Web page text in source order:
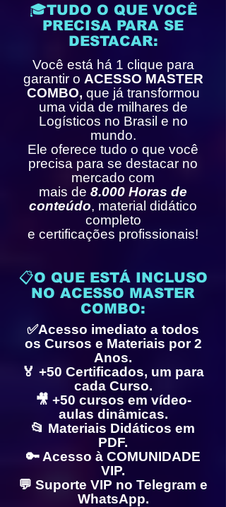
🎓TUDO O QUE VOCÊ
PRECISA PARA SE
DESTACAR:
Você está há 1 clique para
garantir o ACESSO MASTER
COMBO, que já transformou
uma vida de milhares de
Logísticos no Brasil e no
mundo.
Ele oferece tudo o que você
precisa para se destacar no
mercado com
mais de 8.000 Horas de
conteúdo, material didático
completo
e certificações profissionais!
📋O QUE ESTÁ INCLUSO
NO ACESSO MASTER
COMBO:
✅Acesso imediato a todos
os Cursos e Materiais por 2
Anos.
🏅 +50 Certificados, um para
cada Curso.
🎥 +50 cursos em vídeo-
aulas dinâmicas.
📂 Materiais Didáticos em
PDF.
🔑 Acesso à COMUNIDADE
VIP.
💬 Suporte VIP no Telegram e
WhatsApp.